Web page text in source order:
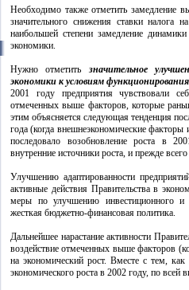
Необходимо также отметить замедление
значительного снижения ставки
наибольшей степени замедление
экономики.
Нужно отметить значительное
экономики к условиям
2001 году предприятия чувствовали
отмеченных выше факторов, которые
этим объясняется следующая тенденция
года (когда внешнеэкономические факторы
последовало возобновление роста в
внутренние источники роста, и прежде
Улучшению адаптированности
активные действия Правительства в
меры по улучшению инвестиционного и
жесткая бюджетно-финансовая политика.
Дальнейшее нарастание активности
воздействие отмеченных выше факторов
на экономический рост. Вместе с тем,
экономического роста в 2002 году, по всей